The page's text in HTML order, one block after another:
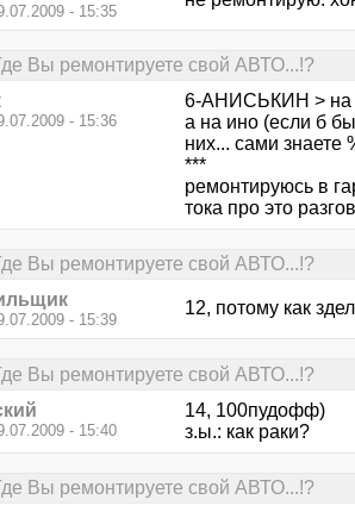
- 15:35
Вы ремонтируете свой АВТО...!?
- 15:36
6-АНИСЬКИН > на
а на ино (если б
них... сами знаете
***
ремонтируюсь в
тока про это
Вы ремонтируете свой АВТО...!?
- 15:39
12, потому как
Вы ремонтируете свой АВТО...!?
- 15:40
14, 100пудофф)
з.ы.: как раки?
Вы ремонтируете свой АВТО...!?